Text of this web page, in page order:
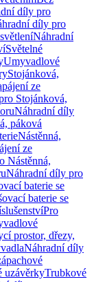
díly pro
díly pro
Náhradní
Světelné
Umyvadlové
Stojánková,
ze
Stojánková,
Náhradní díly
páková
Nástěnná,
ze
Nástěnná,
Náhradní díly pro
baterie se
baterie se
Pro
prostor, dřezy,
Náhradní díly
uzávěrkyTrubkové